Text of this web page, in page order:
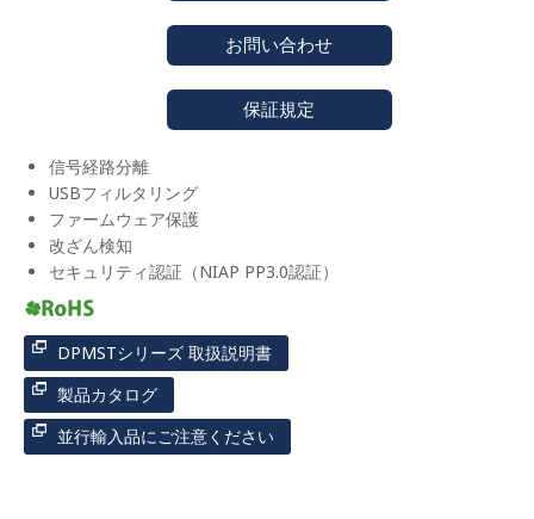
お問い合わせ
保証規定
信号経路分離
USBフィルタリング
ファームウェア保護
改ざん検知
セキュリティ認証（NIAP PP3.0認証）
DPMSTシリーズ 取扱説明書
製品カタログ
並行輸入品にご注意ください